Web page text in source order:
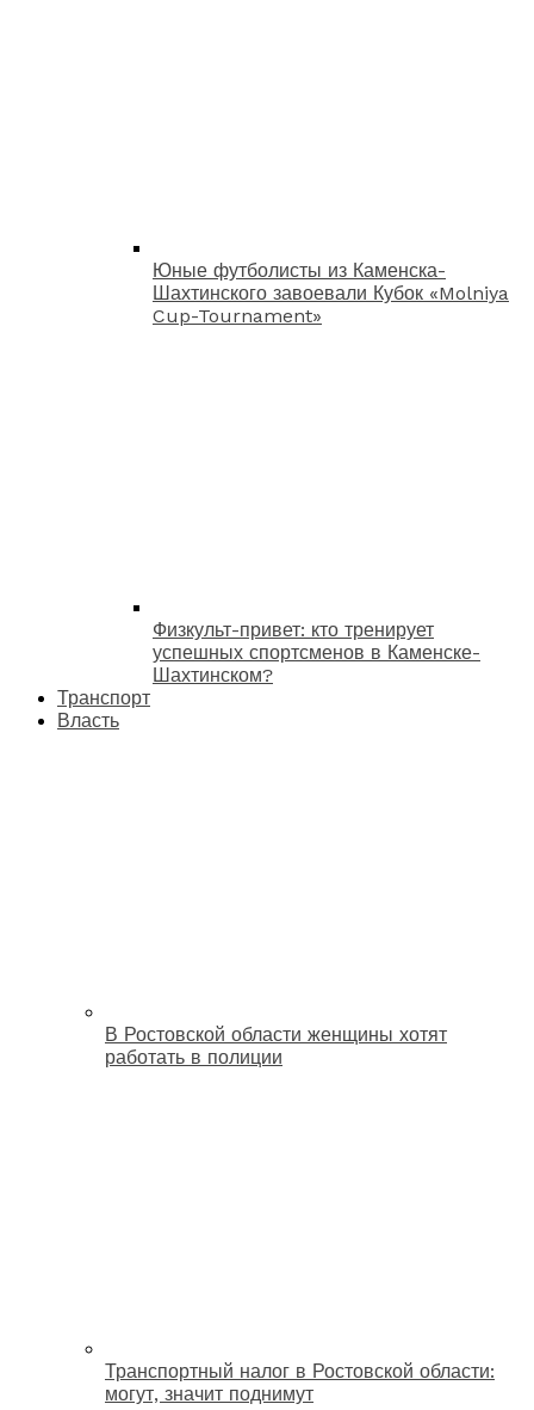
Юные футболисты из Каменска-
Шахтинского завоевали Кубок «Molniya
Cup-Tournament»
Физкульт-привет: кто тренирует
успешных спортсменов в Каменске-
Шахтинском?
Транспорт
Власть
В Ростовской области женщины хотят
работать в полиции
Транспортный налог в Ростовской области:
могут, значит поднимут